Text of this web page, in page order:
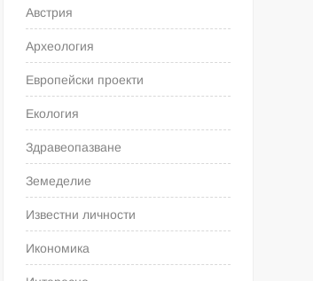
Австрия
Археология
Европейски проекти
Екология
Здравеопазване
Земеделие
Известни личности
Икономика